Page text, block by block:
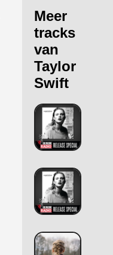
Meer
tracks
van
Taylor
Swift